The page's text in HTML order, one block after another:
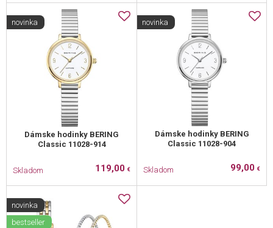
Dámske hodinky BERING
Classic 11028-914
novinka
Skladom 119,00 €
Dámske hodinky BERING
Classic 11028-904
novinka
Skladom 99,00 €
novinka
bestseller